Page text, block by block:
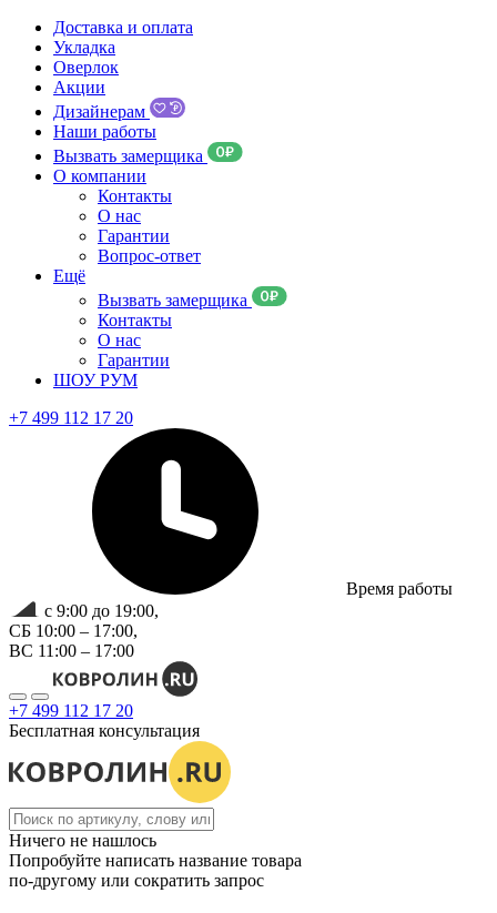
Доставка и оплата
Укладка
Оверлок
Акции
Дизайнерам
Наши работы
Вызвать замерщика
О компании
Контакты
О нас
Гарантии
Вопрос-ответ
Ещё
Вызвать замерщика
Контакты
О нас
Гарантии
ШОУ РУМ
+7 499 112 17 20
Время работы
с 9:00 до 19:00,
СБ 10:00 – 17:00,
ВС 11:00 – 17:00
+7 499 112 17 20
Бесплатная консультация
Ничего не нашлось
Попробуйте написать название товара
по-другому или сократить запрос